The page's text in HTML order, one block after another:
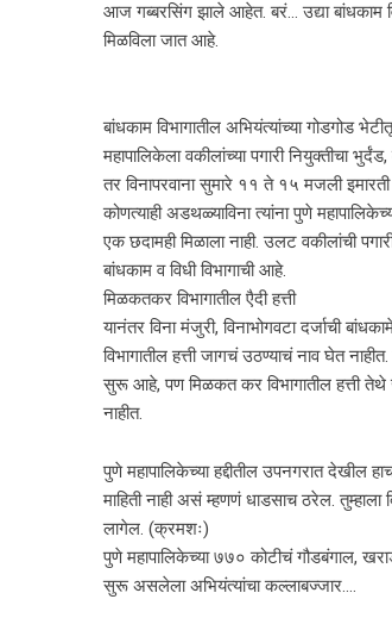
आज गब्बरसिंग झाले आहेत. बरं… उद्या बांधकाम
मिळविला जात आहे.
बांधकाम विभागातील अभियंत्यांच्या गोडगोड
महापालिकेला वकीलांच्या पगारी नियुक्तीचा
तर विनापरवाना सुमारे ११ ते १५ मजली
कोणत्याही अडथळ्याविना त्यांना पुणे
एक छदामही मिळाला नाही. उलट वकीलांची
बांधकाम व विधी विभागाची आहे.
मिळकतकर विभागातील एैदी हत्ती
यानंतर विना मंजुरी, विनाभोगवटा दर्जाची
विभागातील हत्ती जागचं उठण्याचं नाव घेत
सुरू आहे, पण मिळकत कर विभागातील हत्ती
नाहीत.
पुणे महापालिकेच्या हद्दीतील उपनगरात देखील
माहिती नाही असं म्हणणं धाडसाच ठरेल.
लागेल. (क्रमशः)
पुणे महापालिकेच्या ७७० कोटीचं गौडबंगाल,
सुरू असलेला अभियंत्यांचा कल्लाबज्जार….